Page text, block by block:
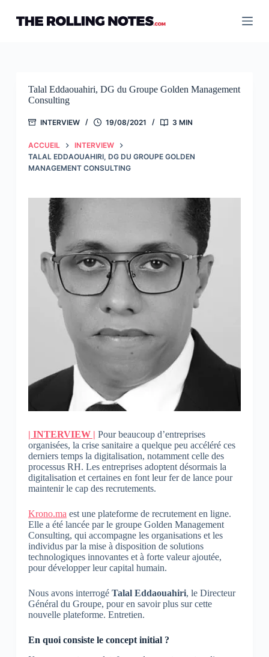
contenu
Talal Eddaouahiri, DG du Groupe Golden Management
Consulting
INTERVIEW 19/08/2021 3 MIN
ACCUEIL
INTERVIEW
TALAL EDDAOUAHIRI, DG DU GROUPE GOLDEN
MANAGEMENT CONSULTING
| INTERVIEW | Pour beaucoup d’entreprises
organisées, la crise sanitaire a quelque peu accéléré ces
derniers temps la digitalisation, notamment celle des
processus RH. Les entreprises adoptent désormais la
digitalisation et certaines en font leur fer de lance pour
maintenir le cap des recrutements.
Krono.ma est une plateforme de recrutement en ligne.
Elle a été lancée par le groupe Golden Management
Consulting, qui accompagne les organisations et les
individus par la mise à disposition de solutions
technologiques innovantes et à forte valeur ajoutée,
pour développer leur capital humain.
Nous avons interrogé Talal Eddaouahiri, le Directeur
Général du Groupe, pour en savoir plus sur cette
nouvelle plateforme. Entretien.
En quoi consiste le concept initial ?